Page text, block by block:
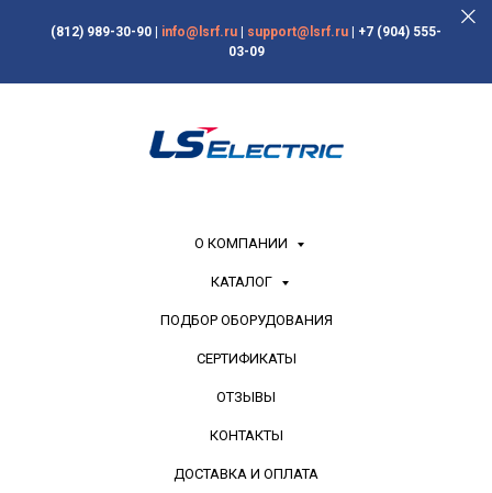
(812) 989-30-90 info@lsrf.ru support@lsrf.ru
+7 (904) 555-
03-09
О КОМПАНИИ
КАТАЛОГ
ПОДБОР ОБОРУДОВАНИЯ
СЕРТИФИКАТЫ
ОТЗЫВЫ
КОНТАКТЫ
ДОСТАВКА И ОПЛАТА